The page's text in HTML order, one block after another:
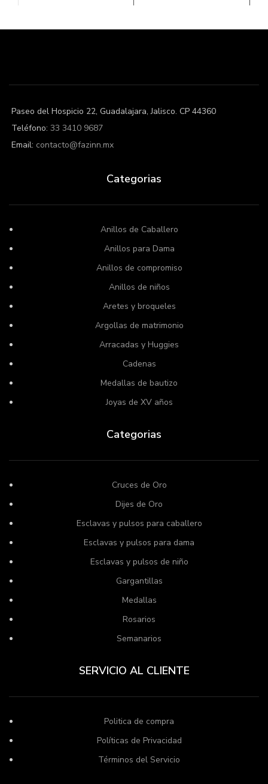
Paseo del Hospicio 22, Guadalajara, Jalisco. CP 44360
Teléfono: 33 3410 9687
Email: contacto@fazinn.mx
Categorias
Anillos de Caballero
Anillos para Dama
Anillos de compromiso
Anillos de niños
Aretes y broqueles
Argollas de matrimonio
Arracadas y Huggies
Cadenas
Medallas de bautizo
Joyas de XV años
Categorias
Cruces de Oro
Dijes de Oro
Esclavas y pulsos para caballero
Esclavas y pulsos para dama
Esclavas y pulsos de niño
Gargantillas
Medallas
Rosarios
Semanarios
SERVICIO AL CLIENTE
Politica de compra
Políticas de Privacidad
Términos del Servicio